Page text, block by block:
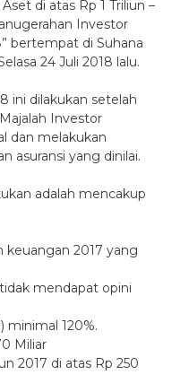
di atas Rp 1 Triliun –
Investor
bertempat di Suhana
24 Juli 2018 lalu.
ini dilakukan setelah
Investor
dan melakukan
asuransi yang dinilai.
adalah mencakup
keuangan 2017 yang
mendapat opini
minimal 120%.
Miliar
2017 di atas Rp 250